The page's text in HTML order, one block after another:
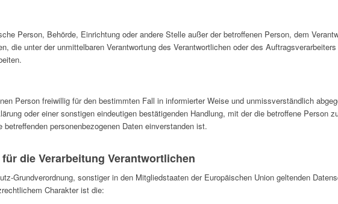
Person, Behörde, Einrichtung oder andere Stelle außer der betroffenen Person, dem
die unter der unmittelbaren Verantwortung des Verantwortlichen oder des
Person freiwillig für den bestimmten Fall in informierter Weise und unmissverständlich
oder einer sonstigen eindeutigen bestätigenden Handlung, mit der die betroffene Person
personenbezogenen Daten einverstanden ist.
die Verarbeitung Verantwortlichen
Grundverordnung, sonstiger in den Mitgliedstaaten der Europäischen Union geltenden
Charakter ist die: